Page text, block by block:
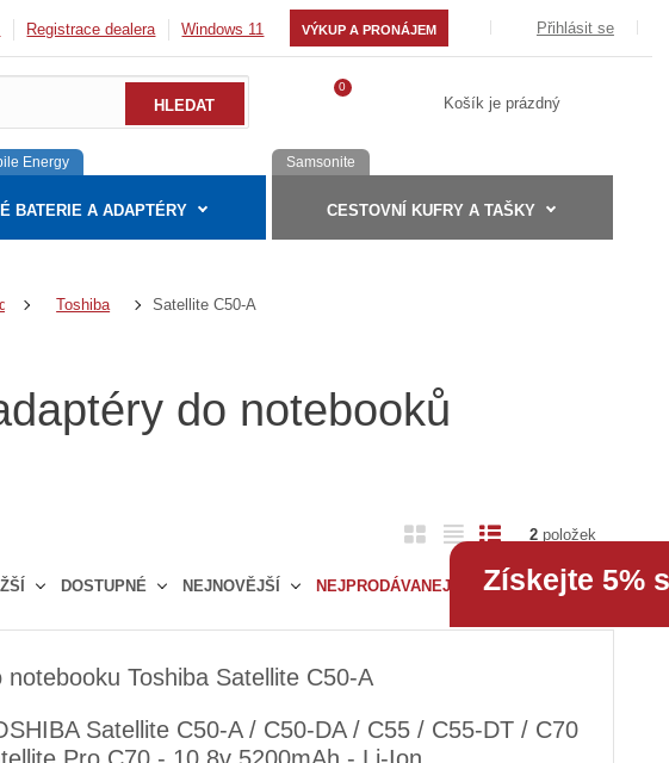
Registrace dealera Windows 11 VÝKUP A PRONÁJEM Přihlásit se
0
Košík je prázdný
Energy
BATERIE A ADAPTÉRY
Samsonite
CESTOVNÍ KUFRY A TAŠKY
notebooků
Toshiba Satellite C50-A
do notebooků
DOSTUPNÉ NEJNOVĚJŠÍ NEJPRODÁVANEJŠÍ
z
n
í
r
v
T
v
d
v
2položek
notebooku Toshiba Satellite C50-A
Satellite C50-A / C50-DA / C55 / C55-DT / C70
Získejte 5%